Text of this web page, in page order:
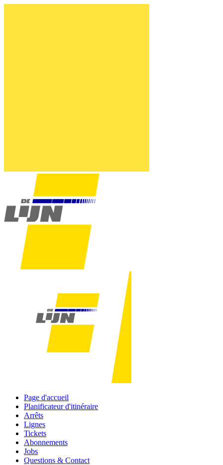
Page d'accueil
Planificateur d'itinéraire
Arrêts
Lignes
Tickets
Abonnements
Jobs
Questions & Contact